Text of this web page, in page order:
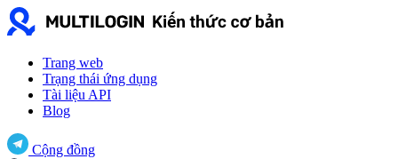
Trang web
Trạng thái ứng dụng
Tài liệu API
Blog
Cộng đồng